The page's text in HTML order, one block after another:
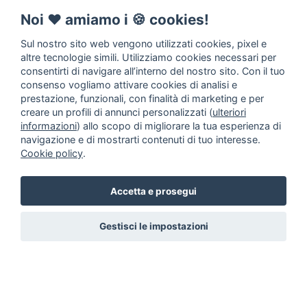
Noi ♥️ amiamo i 🍪 cookies!
Sul nostro sito web vengono utilizzati cookies, pixel e
altre tecnologie simili. Utilizziamo cookies necessari per
consentirti di navigare all’interno del nostro sito. Con il tuo
consenso vogliamo attivare cookies di analisi e
prestazione, funzionali, con finalità di marketing e per
creare un profili di annunci personalizzati (ulteriori
informazioni) allo scopo di migliorare la tua esperienza di
navigazione e di mostrarti contenuti di tuo interesse.
Cookie policy.
Accetta e prosegui
Gestisci le impostazioni